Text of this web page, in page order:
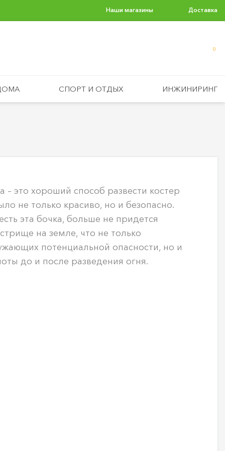
Наши магазины Доставка
0
СПОРТ И ОТДЫХ ИНЖИНИРИНГ
– это хороший способ развести костер
не только красиво, но и безопасно.
эта бочка, больше не придется
на земле, что не только
потенциальной опасности, но и
до и после разведения огня.